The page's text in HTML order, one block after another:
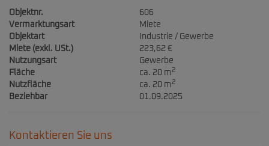
Objektnr.
606
Vermarktungsart
Miete
Objektart
Industrie / Gewerbe
Miete (exkl. USt.)
223,62 €
Nutzungsart
Gewerbe
Fläche
ca. 20 m2
Nutzfläche ca. 20 m2
Beziehbar 01.09.2025
Kontaktieren Sie uns